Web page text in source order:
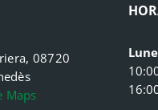
08720
Maps